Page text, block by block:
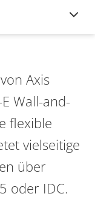
Axis
Wall-and-
flexible
vielseitige
über
oder IDC.